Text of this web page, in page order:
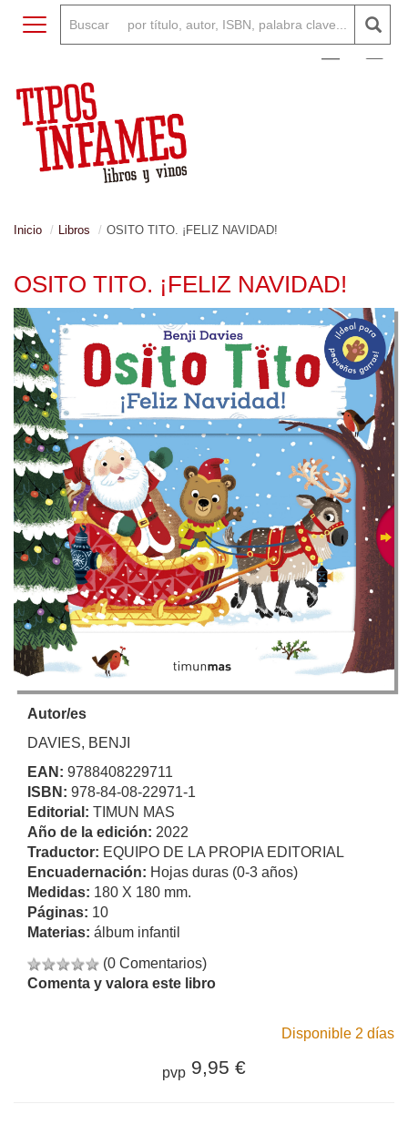
0
Toggle navigation
Inicio Libros OSITO TITO. ¡FELIZ NAVIDAD!
OSITO TITO. ¡FELIZ NAVIDAD!
Autor/es
DAVIES, BENJI
EAN: 9788408229711
ISBN: 978-84-08-22971-1
Editorial: TIMUN MAS
Año de la edición: 2022
Traductor: EQUIPO DE LA PROPIA EDITORIAL
Encuadernación: Hojas duras (0-3 años)
Medidas: 180 X 180 mm.
Páginas: 10
Materias: álbum infantil
(0 Comentarios)
Comenta y valora este libro
Disponible 2 días
pvp 9,95 €